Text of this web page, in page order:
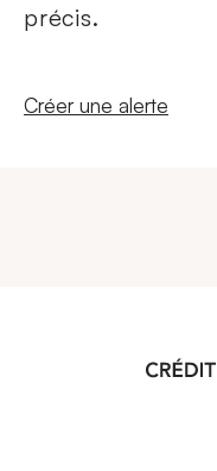
précis.
Nouvelle fenêtre
Créer une alerte